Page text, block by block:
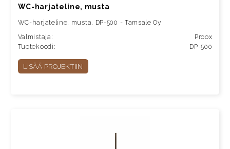
WC-harjateline, musta
WC-harjateline, musta, DP-500 - Tamsale Oy
Valmistaja:
Proox
Tuotekoodi:
DP-500
LISÄÄ PROJEKTIIN